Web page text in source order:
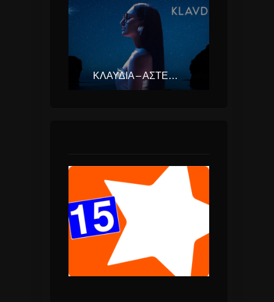
ΚΛΑΥΔΊΑ – ΑΣΤΕΡΟΜΆΤΑ (EUROVISION ΕΛΛΆΔΑ 2025)